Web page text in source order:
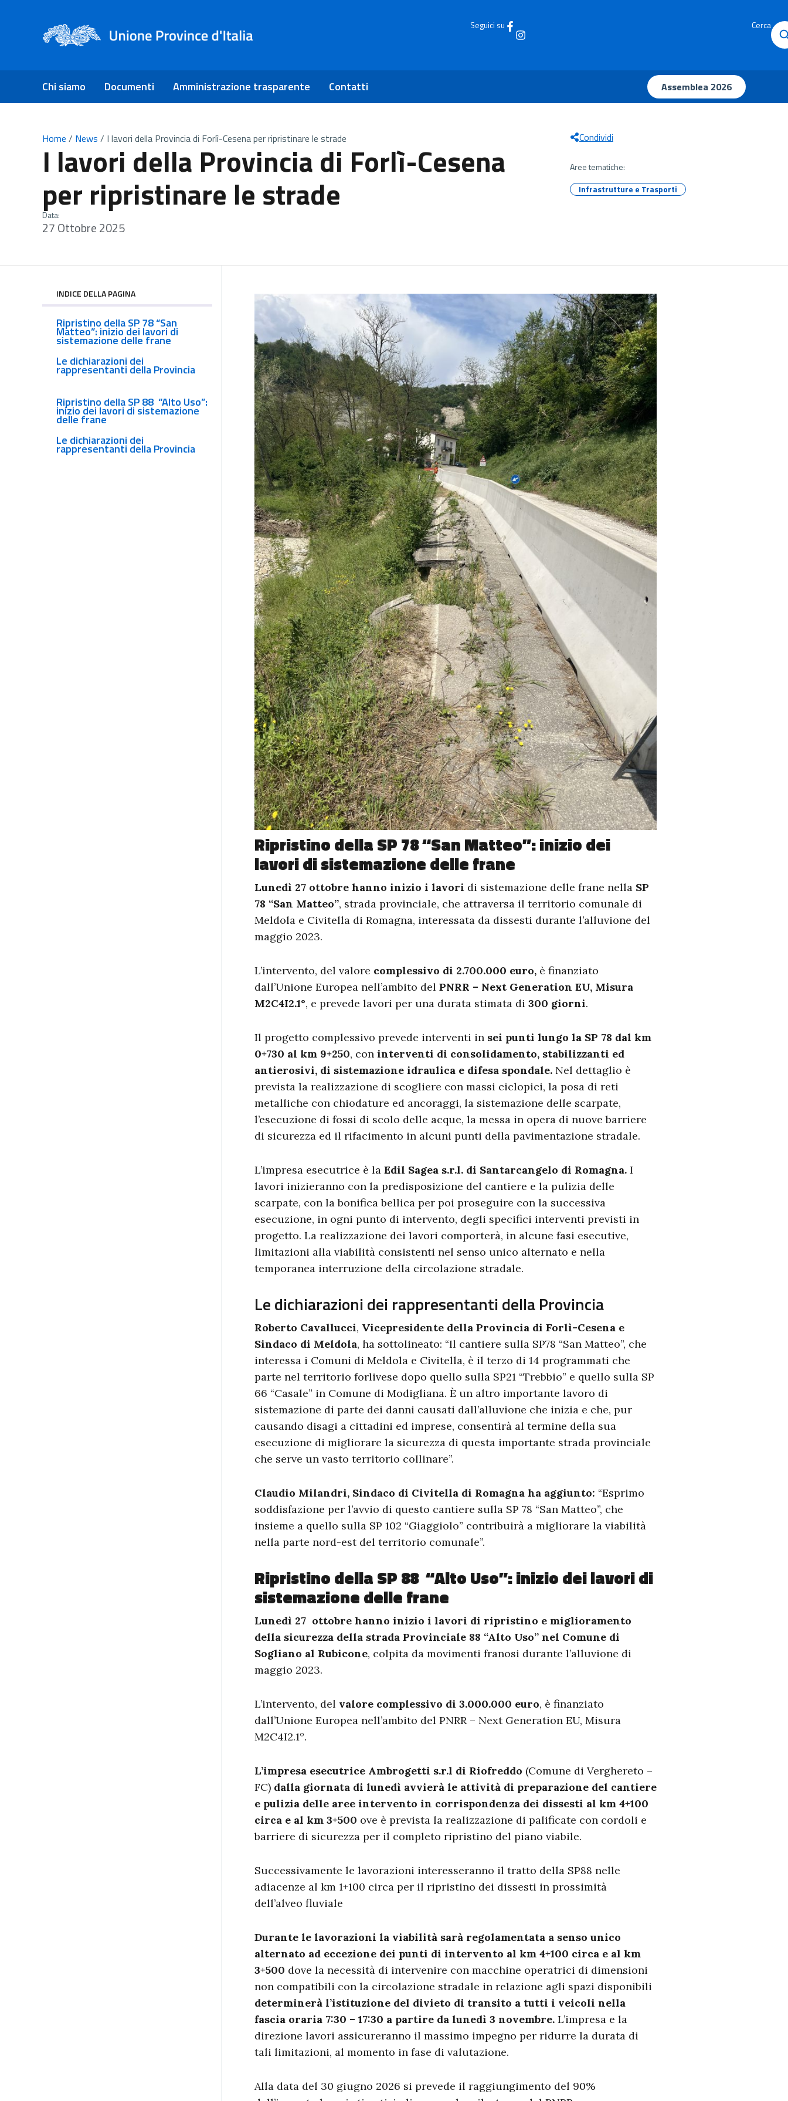
Seguici su Cerca
Chi siamo Documenti Amministrazione trasparente Contatti Assemblea 2026
Home / News / I lavori della Provincia di Forlì-Cesena per ripristinare le strade
I lavori della Provincia di Forlì-Cesena
per ripristinare le strade
Data:
27 Ottobre 2025
Condividi
Aree tematiche:
Infrastrutture e Trasporti
INDICE DELLA PAGINA
Ripristino della SP 78 “San
Matteo”: inizio dei lavori di
sistemazione delle frane
Le dichiarazioni dei
rappresentanti della Provincia
Ripristino della SP 88 “Alto Uso”:
inizio dei lavori di sistemazione
delle frane
Le dichiarazioni dei
rappresentanti della Provincia
Ripristino della SP 78 “San Matteo”: inizio dei
lavori di sistemazione delle frane
Lunedì 27 ottobre hanno inizio i lavori di sistemazione delle frane nella SP
78 “San Matteo”, strada provinciale, che attraversa il territorio comunale di
Meldola e Civitella di Romagna, interessata da dissesti durante l’alluvione del
maggio 2023.
L’intervento, del valore complessivo di 2.700.000 euro, è finanziato
dall’Unione Europea nell’ambito del PNRR – Next Generation EU, Misura
M2C4I2.1°, e prevede lavori per una durata stimata di 300 giorni.
Il progetto complessivo prevede interventi in sei punti lungo la SP 78 dal km
0+730 al km 9+250, con interventi di consolidamento, stabilizzanti ed
antierosivi, di sistemazione idraulica e difesa spondale. Nel dettaglio è
prevista la realizzazione di scogliere con massi ciclopici, la posa di reti
metalliche con chiodature ed ancoraggi, la sistemazione delle scarpate,
l’esecuzione di fossi di scolo delle acque, la messa in opera di nuove barriere
di sicurezza ed il rifacimento in alcuni punti della pavimentazione stradale.
L’impresa esecutrice è la Edil Sagea s.r.l. di Santarcangelo di Romagna. I
lavori inizieranno con la predisposizione del cantiere e la pulizia delle
scarpate, con la bonifica bellica per poi proseguire con la successiva
esecuzione, in ogni punto di intervento, degli specifici interventi previsti in
progetto. La realizzazione dei lavori comporterà, in alcune fasi esecutive,
limitazioni alla viabilità consistenti nel senso unico alternato e nella
temporanea interruzione della circolazione stradale.
Le dichiarazioni dei rappresentanti della Provincia
Roberto Cavallucci, Vicepresidente della Provincia di Forlì-Cesena e
Sindaco di Meldola, ha sottolineato: “Il cantiere sulla SP78 “San Matteo”, che
interessa i Comuni di Meldola e Civitella, è il terzo di 14 programmati che
parte nel territorio forlivese dopo quello sulla SP21 “Trebbio” e quello sulla SP
66 “Casale” in Comune di Modigliana. È un altro importante lavoro di
sistemazione di parte dei danni causati dall’alluvione che inizia e che, pur
causando disagi a cittadini ed imprese, consentirà al termine della sua
esecuzione di migliorare la sicurezza di questa importante strada provinciale
che serve un vasto territorio collinare”.
Claudio Milandri, Sindaco di Civitella di Romagna ha aggiunto: “Esprimo
soddisfazione per l’avvio di questo cantiere sulla SP 78 “San Matteo”, che
insieme a quello sulla SP 102 “Giaggiolo” contribuirà a migliorare la viabilità
nella parte nord-est del territorio comunale”.
Ripristino della SP 88 “Alto Uso”: inizio dei lavori di
sistemazione delle frane
Lunedì 27 ottobre hanno inizio i lavori di ripristino e miglioramento
della sicurezza della strada Provinciale 88 “Alto Uso” nel Comune di
Sogliano al Rubicone, colpita da movimenti franosi durante l’alluvione di
maggio 2023.
L’intervento, del valore complessivo di 3.000.000 euro, è finanziato
dall’Unione Europea nell’ambito del PNRR – Next Generation EU, Misura
M2C4I2.1°.
L’impresa esecutrice Ambrogetti s.r.l di Riofreddo (Comune di Verghereto –
FC) dalla giornata di lunedì avvierà le attività di preparazione del cantiere
e pulizia delle aree intervento in corrispondenza dei dissesti al km 4+100
circa e al km 3+500 ove è prevista la realizzazione di palificate con cordoli e
barriere di sicurezza per il completo ripristino del piano viabile.
Successivamente le lavorazioni interesseranno il tratto della SP88 nelle
adiacenze al km 1+100 circa per il ripristino dei dissesti in prossimità
dell’alveo fluviale
Durante le lavorazioni la viabilità sarà regolamentata a senso unico
alternato ad eccezione dei punti di intervento al km 4+100 circa e al km
3+500 dove la necessità di intervenire con macchine operatrici di dimensioni
non compatibili con la circolazione stradale in relazione agli spazi disponibili
determinerà l’istituzione del divieto di transito a tutti i veicoli nella
fascia oraria 7:30 – 17:30 a partire da lunedì 3 novembre. L’impresa e la
direzione lavori assicureranno il massimo impegno per ridurre la durata di
tali limitazioni, al momento in fase di valutazione.
Alla data del 30 giugno 2026 si prevede il raggiungimento del 90%